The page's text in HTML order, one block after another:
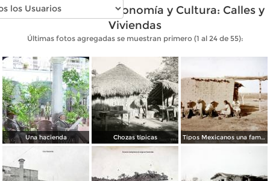
Fotos antiguas de Economía y Cultura: Calles y
Viviendas
Últimas fotos agregadas se muestran primero (1 al 24 de 55):
Una hacienda Chozas típicas Tipos Mexicanos una familia Mexicana.